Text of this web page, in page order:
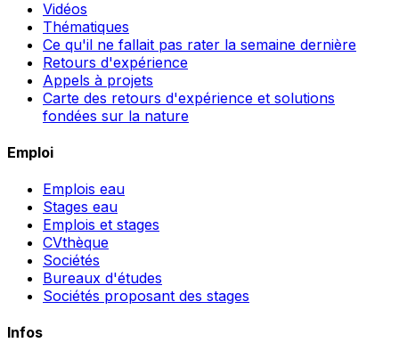
Vidéos
Thématiques
Ce qu'il ne fallait pas rater la semaine dernière
Retours d'expérience
Appels à projets
Carte des retours d'expérience et solutions
fondées sur la nature
Emploi
Emplois eau
Stages eau
Emplois et stages
CVthèque
Sociétés
Bureaux d'études
Sociétés proposant des stages
Infos